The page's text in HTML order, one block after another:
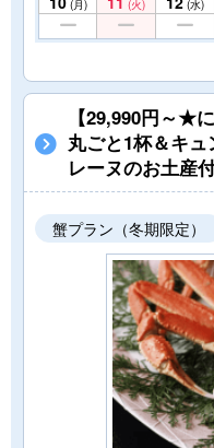
(月) (火) (水)
【29,990円～★
丸ごと1杯＆キ
レーヌのお土産
蟹プラン（冬期限定）